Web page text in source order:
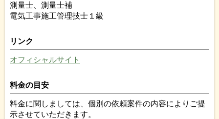
測量士、測量士補
電気工事施工管理技士１級
リンク
オフィシャルサイト
料金の目安
料金に関しましては、個別の依頼案件の内容によりご提
示させていただきます。